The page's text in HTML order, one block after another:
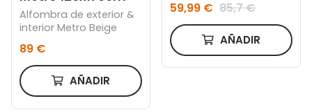
Alfombra de exterior &
interior Metro Beige
89 €
AÑADIR
59,99 € 85,7 €
AÑADIR